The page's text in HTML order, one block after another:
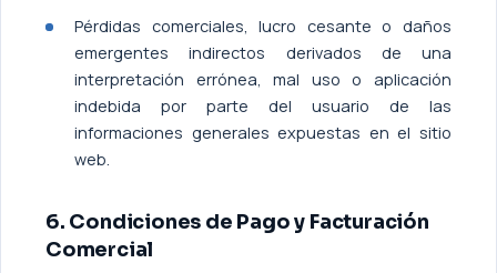
Pérdidas comerciales, lucro cesante o daños
emergentes indirectos derivados de una
interpretación errónea, mal uso o aplicación
indebida por parte del usuario de las
informaciones generales expuestas en el sitio
web.
6. Condiciones de Pago y Facturación
Comercial